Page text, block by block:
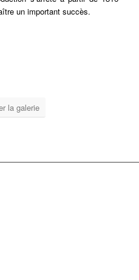
un important succès.
la galerie